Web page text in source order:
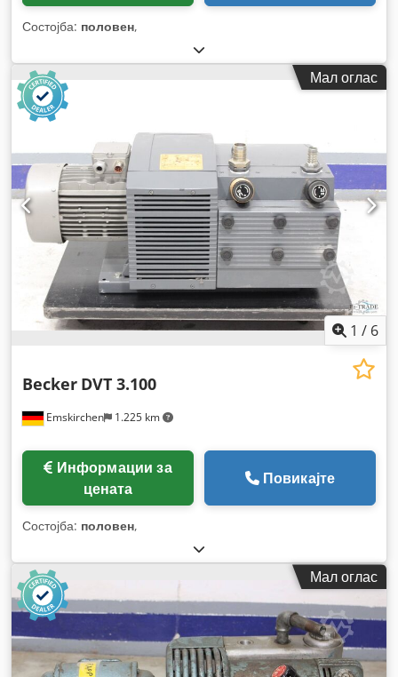
Состојба: половен,
Мал оглас
1 / 6
Emskirchen 1.225 km
Becker DVT 3.100
цената
Повикајте
Состојба: половен,
Мал оглас